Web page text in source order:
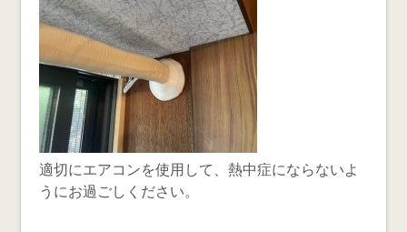
適切にエアコンを使用して、熱中症にならないよ
うにお過ごしください。